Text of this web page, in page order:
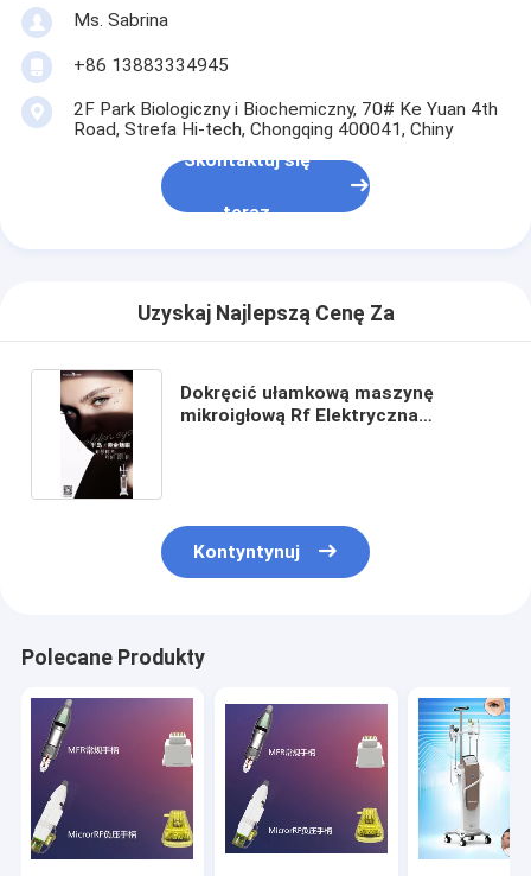
Ms. Sabrina
+86 13883334945
2F Park Biologiczny i Biochemiczny, 70# Ke Yuan 4th
Road, Strefa Hi-tech, Chongqing 400041, Chiny
Skontaktuj się
teraz
Uzyskaj Najlepszą Cenę Za
Dokręcić ułamkową maszynę
mikroigłową Rf Elektryczna
Kontyntynuj
Polecane Produkty